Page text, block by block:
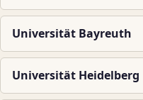
Universität Bayreuth
Universität Heidelberg